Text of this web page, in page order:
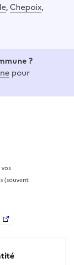
, Chepoix,
?
pour
(souvent